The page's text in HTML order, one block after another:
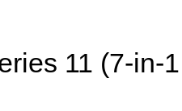
11 (7-in-1